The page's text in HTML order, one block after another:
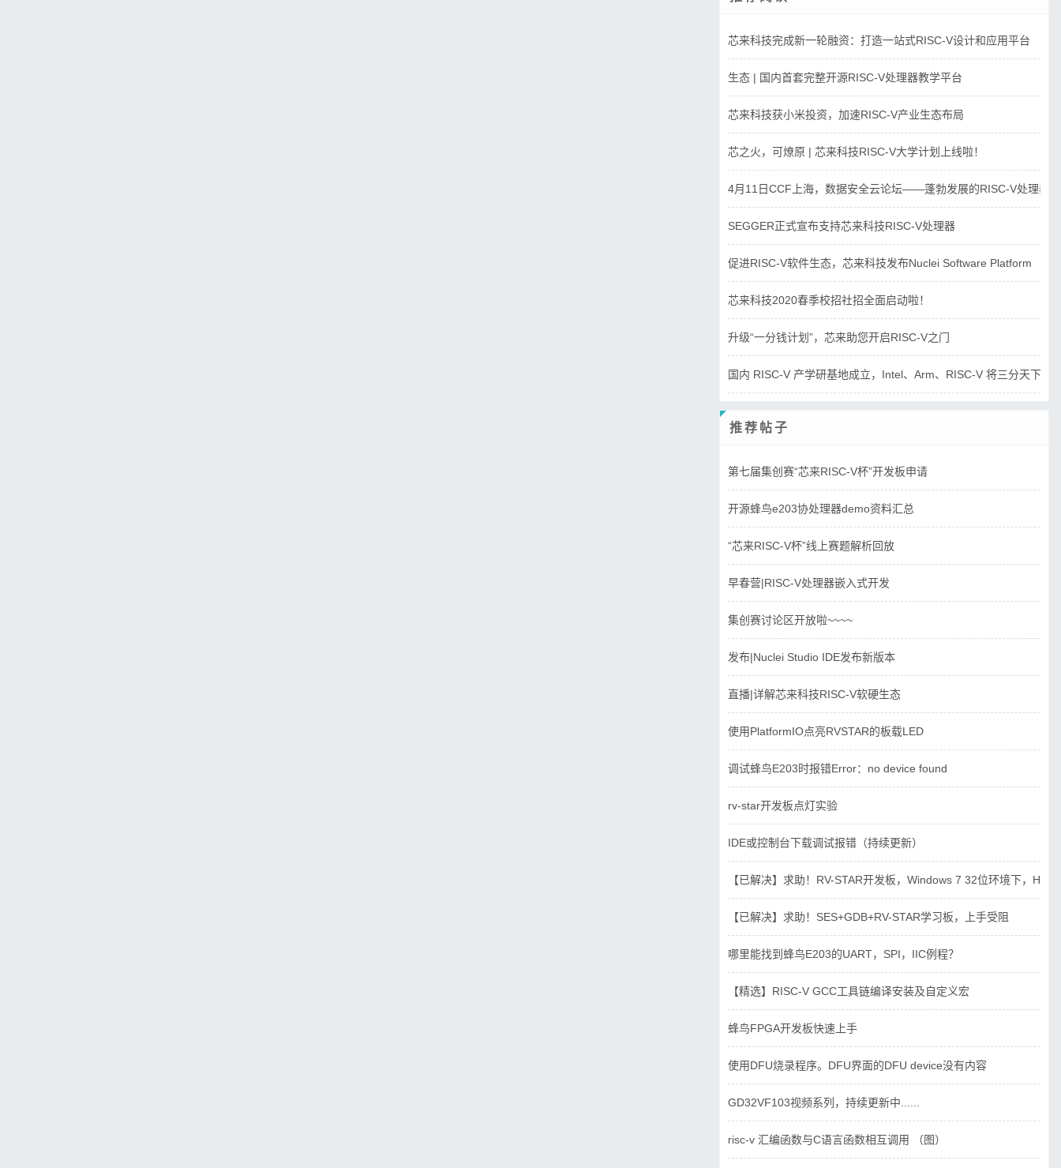
芯来科技完成新一轮融资：打造一站式RISC-V设计和应用平台
生态 | 国内首套完整开源RISC-V处理器教学平台
芯来科技获小米投资，加速RISC-V产业生态布局
芯之火，可燎原 | 芯来科技RISC-V大学计划上线啦！
4月11日CCF上海，数据安全云论坛——蓬勃发展的RISC-V处理器
SEGGER正式宣布支持芯来科技RISC-V处理器
促进RISC-V软件生态，芯来科技发布Nuclei Software Platform
芯来科技2020春季校招社招全面启动啦！
升级“一分钱计划”，芯来助您开启RISC-V之门
国内 RISC-V 产学研基地成立，Intel、Arm、RISC-V 将三分天下？
推荐帖子
第七届集创赛“芯来RISC-V杯”开发板申请
开源蜂鸟e203协处理器demo资料汇总
“芯来RISC-V杯”线上赛题解析回放
早春营|RISC-V处理器嵌入式开发
集创赛讨论区开放啦~~~~
发布|Nuclei Studio IDE发布新版本
直播|详解芯来科技RISC-V软硬生态
使用PlatformIO点亮RVSTAR的板载LED
调试蜂鸟E203时报错Error：no device found
rv-star开发板点灯实验
IDE或控制台下载调试报错（持续更新）
【已解决】求助！RV-STAR开发板，Windows 7 32位环境下，
【已解决】求助！SES+GDB+RV-STAR学习板，上手受阻
哪里能找到蜂鸟E203的UART，SPI，IIC例程？
【精选】RISC-V GCC工具链编译安装及自定义宏
蜂鸟FPGA开发板快速上手
使用DFU烧录程序。DFU界面的DFU device没有内容
GD32VF103视频系列，持续更新中......
risc-v 汇编函数与C语言函数相互调用 （图）